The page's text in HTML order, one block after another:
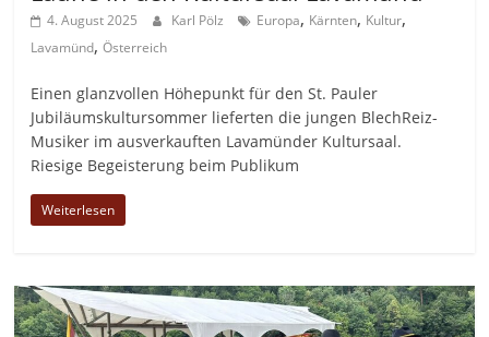
4. August 2025 Karl Pölz Europa, Kärnten, Kultur,
Lavamünd,Österreich
Einen glanzvollen Höhepunkt für den St. Pauler
Jubiläumskultursommer lieferten die jungen BlechReiz-
Musiker im ausverkauften Lavamünder Kultursaal.
Riesige Begeisterung beim Publikum
Weiterlesen